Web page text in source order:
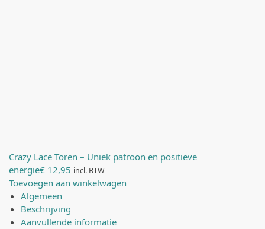
Crazy Lace Toren – Uniek patroon en positieve
energie€ 12,95 incl. BTW
Toevoegen aan winkelwagen
Algemeen
Beschrijving
Aanvullende informatie